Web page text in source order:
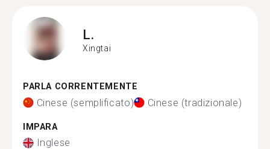
L.
Xingtai
PARLA CORRENTEMENTE
Cinese (semplificato) Cinese (tradizionale)
IMPARA
Inglese